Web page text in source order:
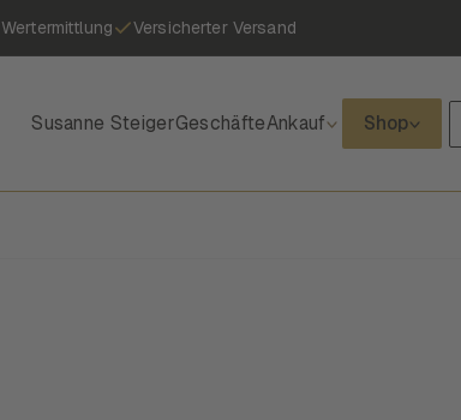
Versicherter Versand
Susanne SteigerGeschäfteAnkauf Shop